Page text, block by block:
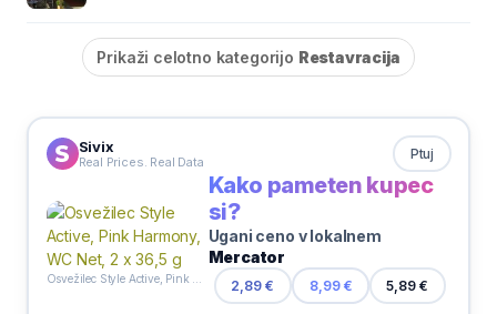
Prikaži celotno kategorijo Restavracija
Sivix
Real Prices. Real Data Ptuj
Kako pameten kupec
si?
Ugani ceno v lokalnem
Mercator
2,89 € 8,99 € 5,89 €